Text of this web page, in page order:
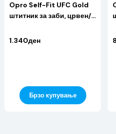
Opro Self-Fit UFC Gold
штитник за заби, црвен/
1.340ден
Брзо купување